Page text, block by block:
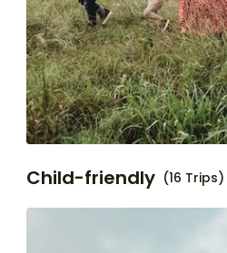
Child-friendly (16 Trips)